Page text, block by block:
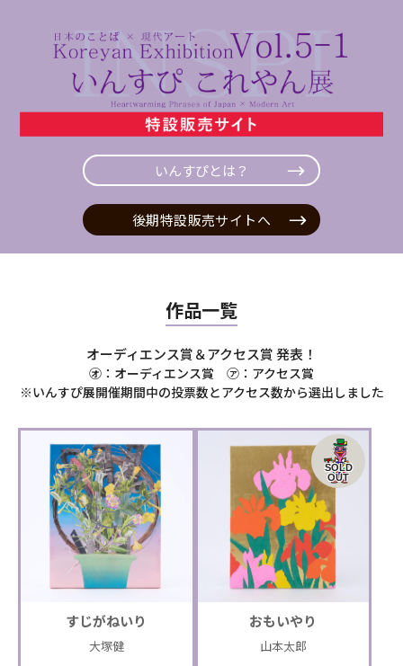
いんすぴとは？
後期特設販売サイトへ
作品一覧
オーディエンス賞＆アクセス賞 発表！
㋔：オーディエンス賞 ㋐：アクセス賞
※いんすぴ展開催期間中の投票数とアクセス数から選出しました
すじがねいり
大塚健
SOLD
OUT
おもいやり
山本太郎